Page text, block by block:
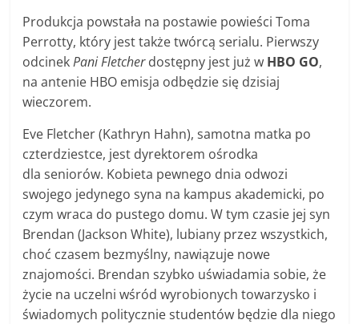
Produkcja powstała na postawie powieści Toma
Perrotty, który jest także twórcą serialu. Pierwszy
odcinekPani Fletcherdostępny jest już w HBO GO,
na antenie HBO emisja odbędzie się dzisiaj
wieczorem.
Eve Fletcher (Kathryn Hahn), samotna matka po
czterdziestce, jest dyrektorem ośrodka
dla seniorów. Kobieta pewnego dnia odwozi
swojego jedynego syna na kampus akademicki, po
czym wraca do pustego domu. W tym czasie jej syn
Brendan (Jackson White), lubiany przez wszystkich,
choć czasem bezmyślny, nawiązuje nowe
znajomości. Brendan szybko uświadamia sobie, że
życie na uczelni wśród wyrobionych towarzysko i
świadomych politycznie studentów będzie dla niego